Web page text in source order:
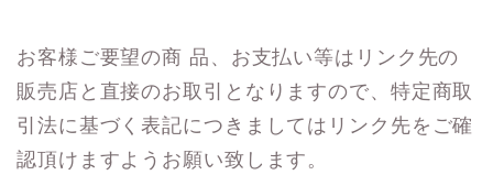
お客様ご要望の商 品、お支払い等はリンク先の
販売店と直接のお取引となりますので、特定商取
引法に基づく表記につきましてはリンク先をご確
認頂けますようお願い致します。